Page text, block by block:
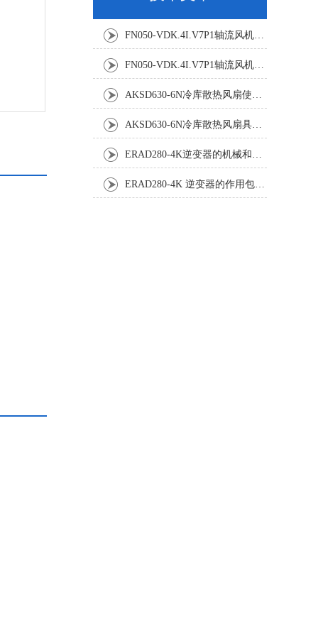
FN050-VDK.4I.V7P1轴流风机：精密温控背后的空气动力学杰作
FN050-VDK.4I.V7P1轴流风机：工业散热系统的静音革新者
AKSD630-6N冷库散热风扇使用效果怎样?
AKSD630-6N冷库散热风扇具体应用原理和优势如下
ERAD280-4K逆变器的机械和电气安装规程
ERAD280-4K 逆变器的作用包括哪些？